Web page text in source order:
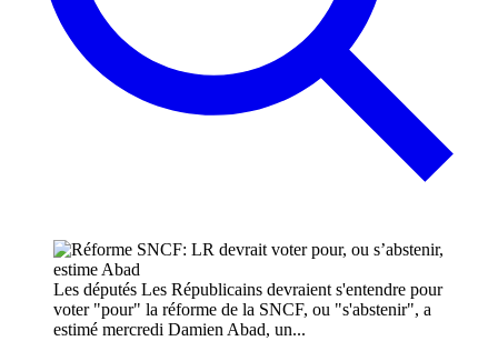
Les députés Les Républicains devraient s'entendre pour
voter "pour" la réforme de la SNCF, ou "s'abstenir", a
estimé mercredi Damien Abad, un...